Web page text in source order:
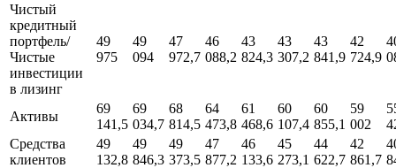
Чистый
кредитный
портфель/
Чистые
инвестиции
в лизинг
49
975
49
094
47
972,7
46
088,2
43
824,3
43
307,2
43
841,9
42
724,9
Активы
69
141,5
69
034,7
68
814,5
64
473,8
61
468,6
60
107,4
60
855,1
59
002
Средства
клиентов
49
132,8
49
846,3
49
373,5
47
877,2
46
133,6
45
273,1
44
622,7
42
861,7